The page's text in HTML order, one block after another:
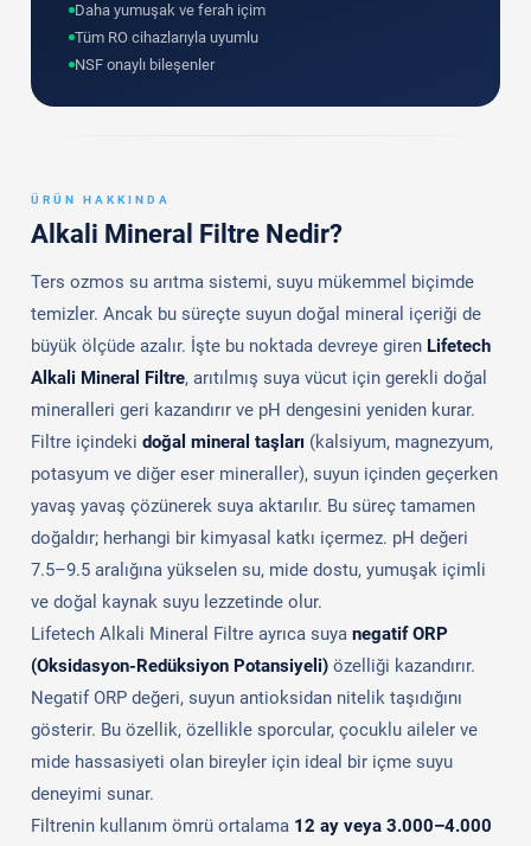
Daha yumuşak ve ferah içim
Tüm RO cihazlarıyla uyumlu
NSF onaylı bileşenler
ÜRÜN HAKKINDA
Alkali Mineral Filtre Nedir?
Ters ozmos su arıtma sistemi, suyu mükemmel biçimde
temizler. Ancak bu süreçte suyun doğal mineral içeriği de
büyük ölçüde azalır. İşte bu noktada devreye giren Lifetech
Alkali Mineral Filtre, arıtılmış suya vücut için gerekli doğal
mineralleri geri kazandırır ve pH dengesini yeniden kurar.
Filtre içindeki doğal mineral taşları (kalsiyum, magnezyum,
potasyum ve diğer eser mineraller), suyun içinden geçerken
yavaş yavaş çözünerek suya aktarılır. Bu süreç tamamen
doğaldır; herhangi bir kimyasal katkı içermez. pH değeri
7.5–9.5 aralığına yükselen su, mide dostu, yumuşak içimli
ve doğal kaynak suyu lezzetinde olur.
Lifetech Alkali Mineral Filtre ayrıca suya negatif ORP
(Oksidasyon-Redüksiyon Potansiyeli) özelliği kazandırır.
Negatif ORP değeri, suyun antioksidan nitelik taşıdığını
gösterir. Bu özellik, özellikle sporcular, çocuklu aileler ve
mide hassasiyeti olan bireyler için ideal bir içme suyu
deneyimi sunar.
Filtrenin kullanım ömrü ortalama 12 ay veya 3.000–4.000